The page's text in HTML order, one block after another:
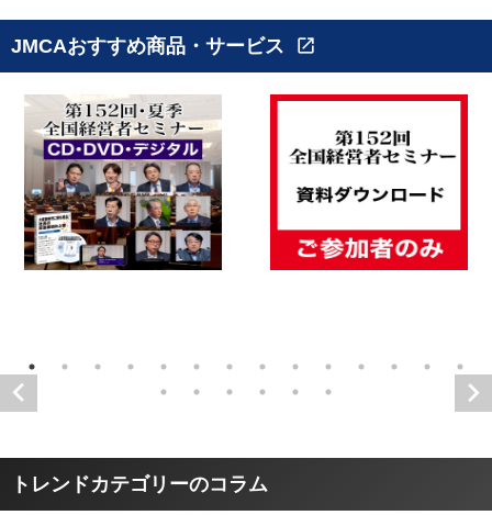
JMCAおすすめ商品・サービス open_in_new
トレンドカテゴリーのコラム